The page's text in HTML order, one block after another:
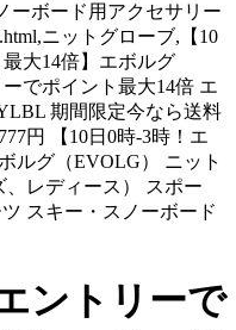
ーボード用アクセサリー
ニットグローブ,【10
大14倍】エボルグ
でポイント最大14倍 エ
期間限定今なら送料
円 【10日0時-3時！エ
ルグ（EVOLG） ニット
レディース） スポー
スキー・スノーボード
ントリーで